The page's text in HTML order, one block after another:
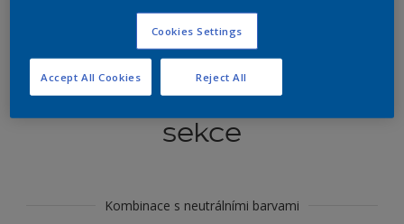
Koordinovat barevné
sekce
Kombinace s neutrálními barvami
Cookies Settings
Reject All
Accept All Cookies